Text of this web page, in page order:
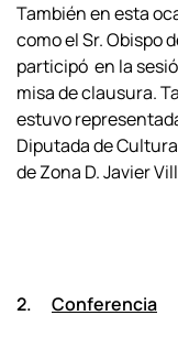
También en esta
como el Sr. Obispo
participó en la
misa de clausura.
estuvo
Diputada de
de Zona D. Javier
2. Conferencia